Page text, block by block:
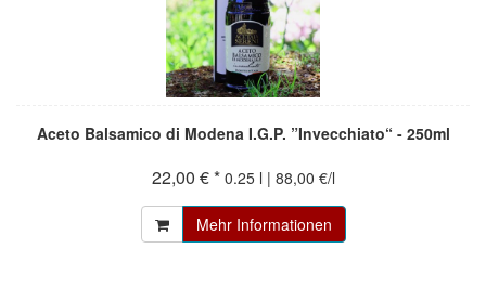
Aceto Balsamico di Modena I.G.P. ”Invecchiato“ - 250ml
22,00 € * 0.25 l | 88,00 €/l
Mehr Informationen